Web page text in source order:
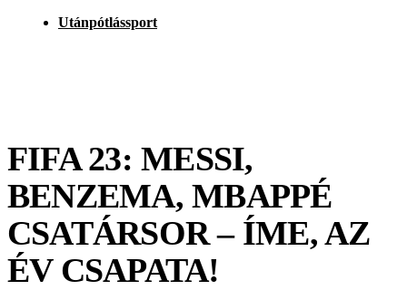
Utánpótlássport
FIFA 23: MESSI,
BENZEMA, MBAPPÉ
CSATÁRSOR – ÍME, AZ
ÉV CSAPATA!